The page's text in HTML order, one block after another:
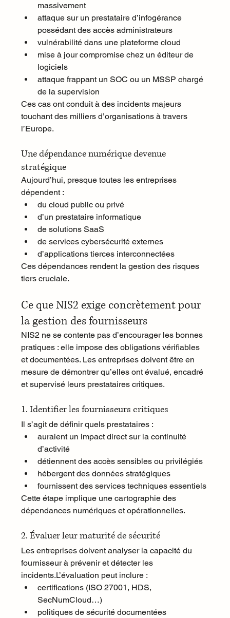
massivement
attaque sur un prestataire d’infogérance
possédant des accès administrateurs
vulnérabilité dans une plateforme cloud
mise à jour compromise chez un éditeur de
logiciels
attaque frappant un SOC ou un MSSP chargé
de la supervision
Ces cas ont conduit à des incidents majeurs
touchant des milliers d’organisations à travers
l’Europe.
Une dépendance numérique devenue
stratégique
Aujourd’hui, presque toutes les entreprises
dépendent :
du cloud public ou privé
d’un prestataire informatique
de solutions SaaS
de services cybersécurité externes
d’applications tierces interconnectées
Ces dépendances rendent la gestion des risques
tiers cruciale.
Ce que NIS2 exige concrètement pour
la gestion des fournisseurs
NIS2 ne se contente pas d’encourager les bonnes
pratiques : elle impose des obligations vérifiables
et documentées. Les entreprises doivent être en
mesure de démontrer qu’elles ont évalué, encadré
et supervisé leurs prestataires critiques.
1. Identifier les fournisseurs critiques
Il s’agit de définir quels prestataires :
auraient un impact direct sur la continuité
d’activité
détiennent des accès sensibles ou privilégiés
hébergent des données stratégiques
fournissent des services techniques essentiels
Cette étape implique une cartographie des
dépendances numériques et opérationnelles.
2. Évaluer leur maturité de sécurité
Les entreprises doivent analyser la capacité du
fournisseur à prévenir et détecter les
incidents.L’évaluation peut inclure :
certifications (ISO 27001, HDS,
SecNumCloud…)
politiques de sécurité documentées